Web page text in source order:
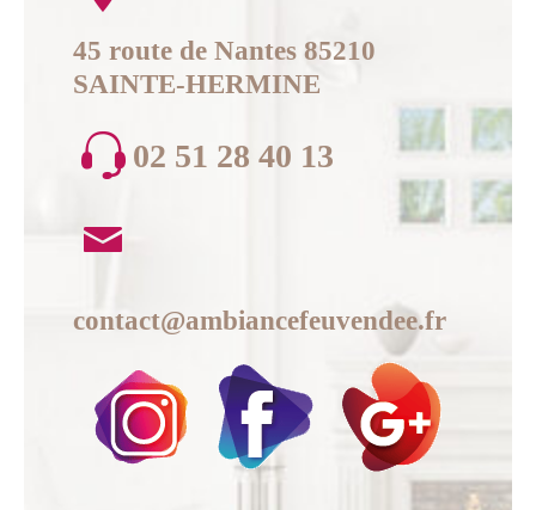
45 route de Nantes 85210
SAINTE-HERMINE
02 51 28 40 13
contact@ambiancefeuvendee.fr